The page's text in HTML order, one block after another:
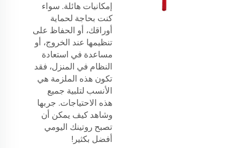
إمكانيات هائلة. سواء
كنت بحاجة لحماية
أوراقك، أو الحفاظ على
تنظيمها عند الخروج، أو
مساعدة في استعادة
النظام في المنزل، فقد
تكون هذه الملزمة هي
الأنسب لتلبية جميع
هذه الاحتياجات. جربها
وشاهد كيف يمكن أن
تصبح روتينك اليومي
أفضل بكثير!